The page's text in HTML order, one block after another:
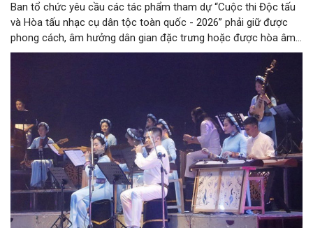
Ban tổ chức yêu cầu các tác phẩm tham dự “Cuộc thi Độc tấu
và Hòa tấu nhạc cụ dân tộc toàn quốc - 2026” phải giữ được
phong cách, âm hưởng dân gian đặc trưng hoặc được hòa âm,
phối khí mới trên nền tảng làn điệu âm nhạc truyền thống Việt
Nam, đồng thời phải được trình diễn trực tiếp bằng nhạc cụ dân